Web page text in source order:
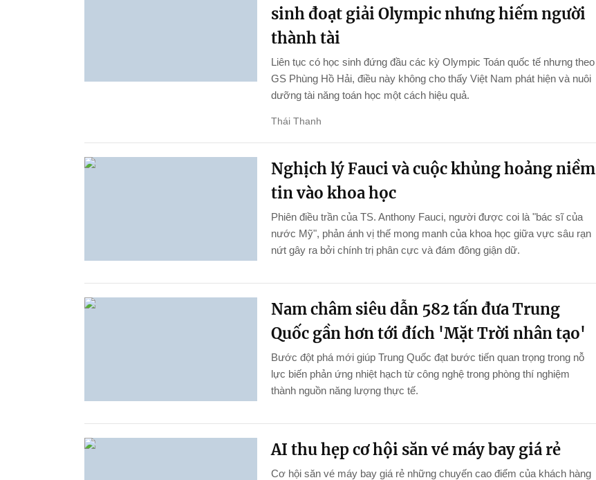
sinh đoạt giải Olympic nhưng hiếm người
thành tài
Liên tục có học sinh đứng đầu các kỳ Olympic Toán quốc tế nhưng theo
GS Phùng Hồ Hải, điều này không cho thấy Việt Nam phát hiện và nuôi
dưỡng tài năng toán học một cách hiệu quả.
Thái Thanh
Nghịch lý Fauci và cuộc khủng hoảng niềm
tin vào khoa học
Phiên điều trần của TS. Anthony Fauci, người được coi là "bác sĩ của
nước Mỹ", phản ánh vị thế mong manh của khoa học giữa vực sâu rạn
nứt gây ra bởi chính trị phân cực và đám đông giận dữ.
Nam châm siêu dẫn 582 tấn đưa Trung
Quốc gần hơn tới đích 'Mặt Trời nhân tạo'
Bước đột phá mới giúp Trung Quốc đạt bước tiến quan trọng trong nỗ
lực biến phản ứng nhiệt hạch từ công nghệ trong phòng thí nghiệm
thành nguồn năng lượng thực tế.
AI thu hẹp cơ hội săn vé máy bay giá rẻ
Cơ hội săn vé máy bay giá rẻ những chuyến cao điểm của khách hàng